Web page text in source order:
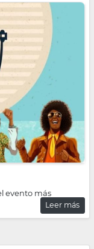
evento más
Leer más